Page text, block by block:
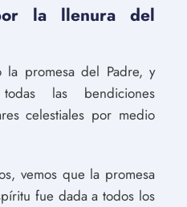
la llenura del
promesa del Padre, y
las bendiciones
celestiales por medio
vemos que la promesa
fue dada a todos los